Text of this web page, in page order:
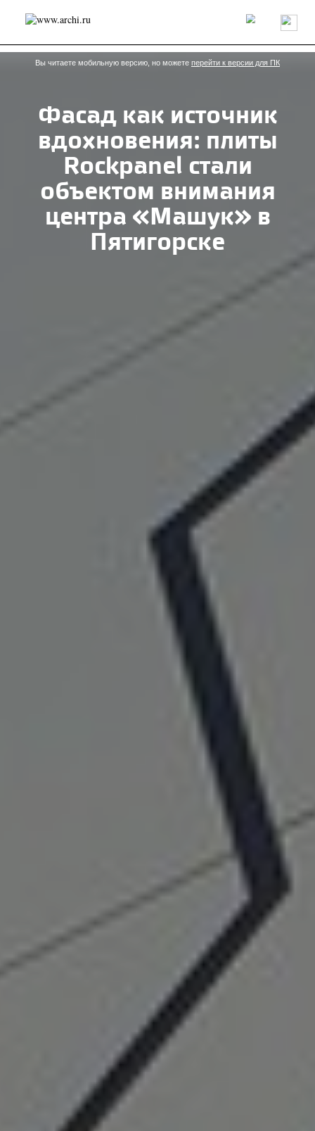
Россия Мир Технологии Интерьер Пресса
Архитекторы
Проекты
Конкурсы События Книги Вакансии
send.project Анонсы конкурсов
Блог
Интервью
Обзор
Объект
Результаты конкурса
Рецензия Архитектура
Выставка
Иностранцы в России
Книги
Наследие Образование
Урбанистика
Вы читаете мобильную версию, но можете перейти к версии для ПК
Фасад как источник
вдохновения: плиты
Rockpanel стали
объектом внимания
центра «Машук» в
Пятигорске